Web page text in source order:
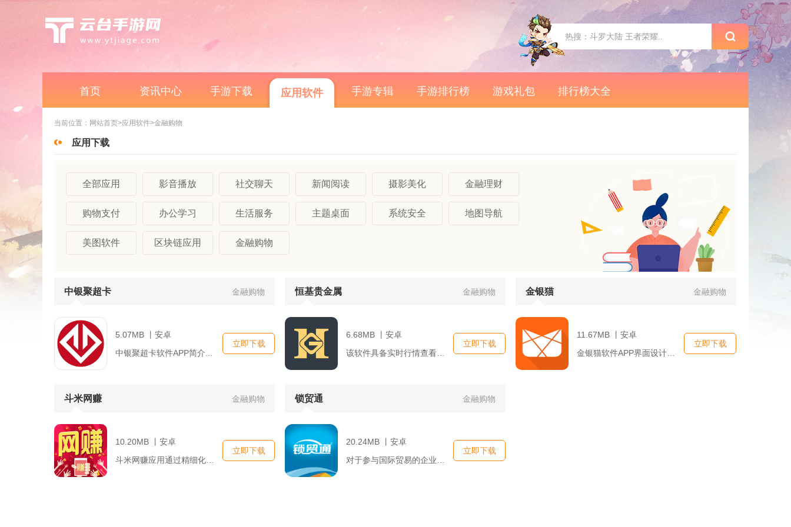
首页 资讯中心 手游下载 应用软件 手游专辑 手游排行榜 游戏礼包 排行榜大全
当前位置： 网站首页>应用软件>金融购物
应用下载
全部应用 影音播放 社交聊天 新闻阅读 摄影美化 金融理财
购物支付 办公学习 生活服务 主题桌面 系统安全 地图导航
美图软件 区块链应用 金融购物
中银聚超卡 金融购物
5.07MB 丨安卓
中银聚超卡软件APP简介...
立即下载
恒基贵金属 金融购物
6.68MB 丨安卓
立即下载
金银猫 金融购物
11.67MB 丨安卓
立即下载
斗米网赚 金融购物
10.20MB 丨安卓
立即下载
锁贸通 金融购物
20.24MB 丨安卓
立即下载